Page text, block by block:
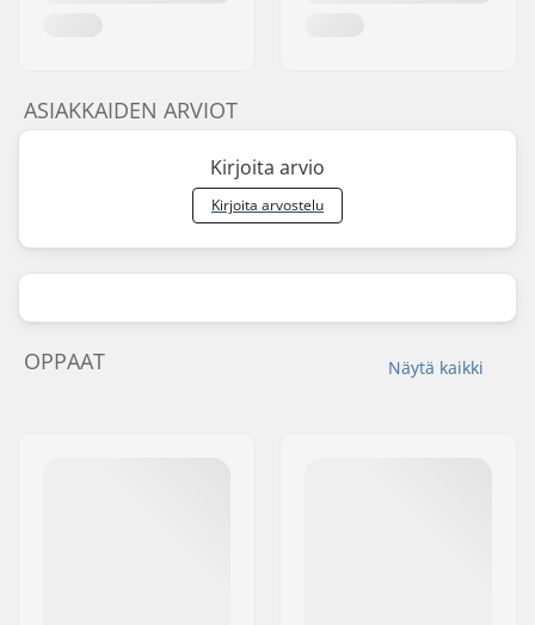
ASIAKKAIDEN ARVIOT
Kirjoita arvio
Kirjoita arvostelu
Näytä kaikki
OPPAAT